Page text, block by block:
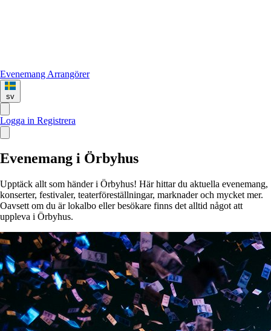
Evenemang Arrangörer
sv
Logga in Registrera
Evenemang i Örbyhus
Upptäck allt som händer i Örbyhus! Här hittar du aktuella evenemang,
konserter, festivaler, teaterföreställningar, marknader och mycket mer.
Oavsett om du är lokalbo eller besökare finns det alltid något att
uppleva i Örbyhus.